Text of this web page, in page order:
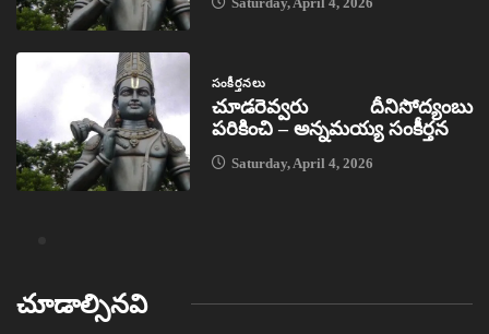
సంకీర్తనలు
చూడరెవ్వరు దీనిసోద్యంబు
పరికించి – అన్నమయ్య సంకీర్తన
Saturday, April 4, 2026
చూడాల్సినవి